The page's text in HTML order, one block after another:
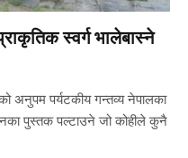
स्वर्ग भालेबास्ने
अनुपम पर्यटकीय गन्तव्य नेपालका
पुस्तक पल्टाउने जो कोहीले कुनै